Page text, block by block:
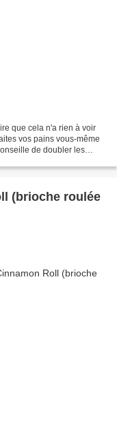
que cela n'a rien à voir
vos pains vous-même
de doubler les
(brioche roulée